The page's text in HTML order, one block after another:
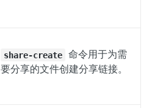
share-create
命令用于为需
要分享的文件创建分享链接。